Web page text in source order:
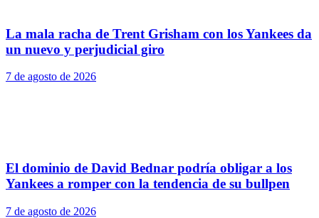
La mala racha de Trent Grisham con los Yankees da
un nuevo y perjudicial giro
7 de agosto de 2026
El dominio de David Bednar podría obligar a los
Yankees a romper con la tendencia de su bullpen
7 de agosto de 2026